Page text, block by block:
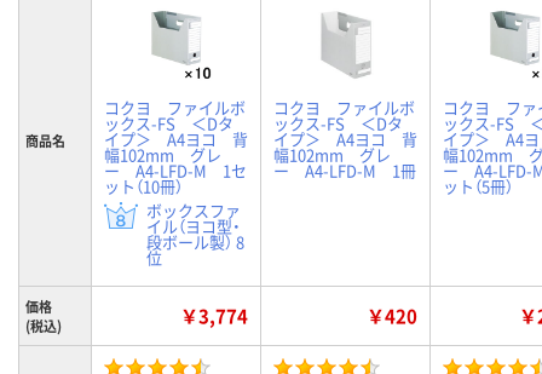
商品名
コクヨ ファイルボ
ックス-FS ＜Dタ
イプ＞ A4ヨコ 背
幅102mm グレ
ー A4-LFD-M 1セ
ット（10冊）
ボックスファ
イル（ヨコ型・
段ボール製） 8
位
コクヨ ファイルボ
ックス-FS ＜Dタ
イプ＞ A4ヨコ 背
幅102mm グレ
ー A4-LFD-M 1冊
コクヨ ファ
ックス-FS
イプ＞ A4
幅102mm
ー A4-LFD-
ット（5冊）
価格
(税込)
￥3,774 ￥420